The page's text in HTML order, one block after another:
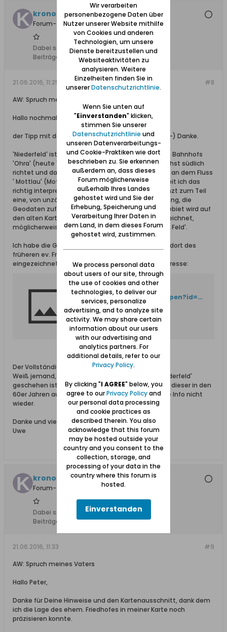
kronossos
Forum-Teilnehmer
Dabei seit:
07.10.2013
Beiträge:
#8
21.06.2016, 11:25
AW: Spruch meines Vaters
Hallo nochmal,
der Tipp mit den Kartengrundlagen war goldwert. :-) Danke.
'Niederfeld' ist dort eine Straße die in der Nähe des Bahnhofs
'Ohra' (heute 'Gdansk Orunia) beginnt, sich zunächst südlich
richtet und dann nach Osten abbiegt. Sie mündet an dem Fluss
' Mottlau' (Motlawa). Die Straße heißt heute, soweit ich das
richtig interpretiere, 'Zulawska'. Die Straße umgrenzt zum Teil
eine, von unzähligen Gräben durchzogene Niederung, die
Geodaten zufolge bis 3m unter NN liegt. Dieses Gebiet wird auf
den alten Kartenausschnitten als 'Niederfeld' bezeichnet,
möglicherweise abgeleitet von 'niedrig liegendem Feld'.
Ich habe die Gegend, auch den vermutlichen Standort des
früheren ev. Friedhofes in Ohra, in folgender Karte
eingezeichnet. Vllt. ist das für jemandem von Interesse:
Error 404 (Not Found)!!1
https://drive.google.com/open?id=1W_1b7HR_2Scj2obIFL4rjTsbHrU&usp=sharing
Der Vollständigkeit halber:
Weiß jemand, was mit dem ev. Friedhof 'Ohra-Niederfeld'
geschehen ist? Ich meine gelesen zu haben, dass dieser in den
60er Jahren aufgelöst wurde. Leider finde ich diese Info nicht
wieder.
Danke und viele Grüße
Uwe
kronossos
Forum-Teilnehmer
Dabei seit:
07.10.2013
Beiträge:
#9
21.06.2016, 11:33
AW: Spruch meines Vaters
Hallo Peter,
Danke für Deine Hinweise und den Kartenausschnitt, dank dem
ich die Lage des ehem. Friedhofes in meiner Karte noch
präzisieren konnte.
Wir verarbeiten
personenbezogene Daten über
Nutzer unserer Website mithilfe
von Cookies und anderen
Technologien, um unsere
Dienste bereitzustellen und
Websiteaktivitäten zu
analysieren. Weitere
Einzelheiten finden Sie in
unsererDatenschutzrichtlinie.
Wenn Sie unten auf
"Einverstanden" klicken,
stimmen Sie unserer
Datenschutzrichtlinie und
unseren Datenverarbeitungs-
und Cookie-Praktiken wie dort
beschrieben zu. Sie erkennen
außerdem an, dass dieses
Forum möglicherweise
außerhalb Ihres Landes
gehostet wird und Sie der
Erhebung, Speicherung und
Verarbeitung Ihrer Daten in
dem Land, in dem dieses Forum
gehostet wird, zustimmen.
We process personal data
about users of our site, through
the use of cookies and other
technologies, to deliver our
services, personalize
advertising, and to analyze site
activity. We may share certain
information about our users
with our advertising and
analytics partners. For
additional details, refer to our
Privacy Policy.
By clicking "I AGREE" below, you
agree to ourPrivacy Policyand
our personal data processing
and cookie practices as
described therein. You also
acknowledge that this forum
may be hosted outside your
country and you consent to the
collection, storage, and
processing of your data in the
country where this forum is
hosted.
Einverstanden